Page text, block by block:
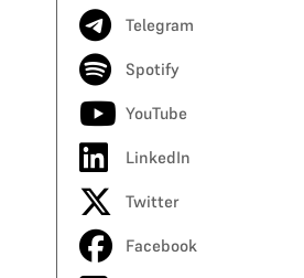
Telegram
Spotify
YouTube
LinkedIn
Twitter
Facebook